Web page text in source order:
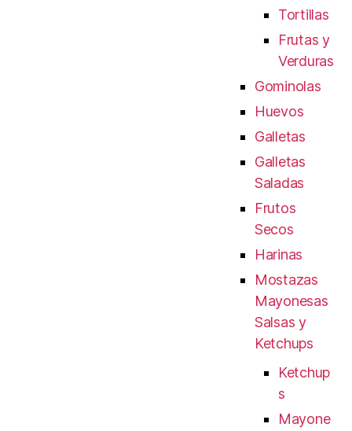
Tortillas
Frutas y
Verduras
Gominolas
Huevos
Galletas
Galletas
Saladas
Frutos
Secos
Harinas
Mostazas
Mayonesas
Salsas y
Ketchups
Ketchup
s
Mayone